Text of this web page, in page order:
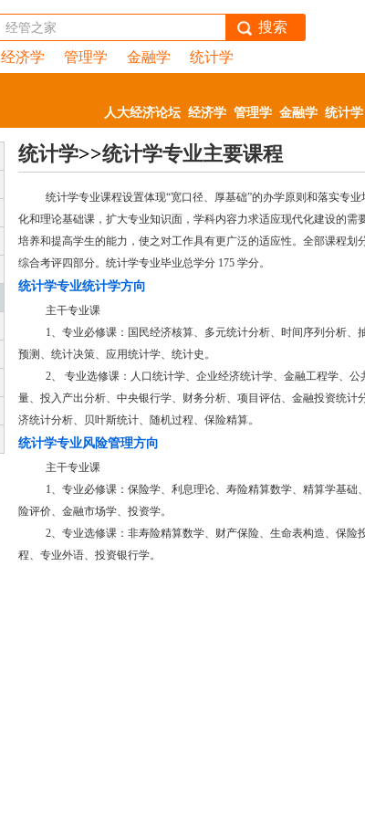
搜索
经济学
管理学 金融学 统计学
人大经济论坛 经济学 管理学 金融学 统计学
统计学>>统计学专业主要课程
统计学专业课程设置体现“宽口径、厚基础”的办学原则和落实专
化和理论基础课，扩大专业知识面，学科内容力求适应现代化建设的需
培养和提高学生的能力，使之对工作具有更广泛的适应性。全部课程划
综合考评四部分。统计学专业毕业总学分 175 学分。
统计学专业统计学方向
主干专业课
1、专业必修课：国民经济核算、多元统计分析、时间序列分析、
预测、统计决策、应用统计学、统计史。
2、 专业选修课：人口统计学、企业经济统计学、金融工程学、
量、投入产出分析、中央银行学、财务分析、项目评估、金融投资统计
济统计分析、贝叶斯统计、随机过程、保险精算。
统计学专业风险管理方向
主干专业课
1、专业必修课：保险学、利息理论、寿险精算数学、精算学基础
险评价、金融市场学、投资学。
2、专业选修课：非寿险精算数学、财产保险、生命表构造、保险
程、专业外语、投资银行学。